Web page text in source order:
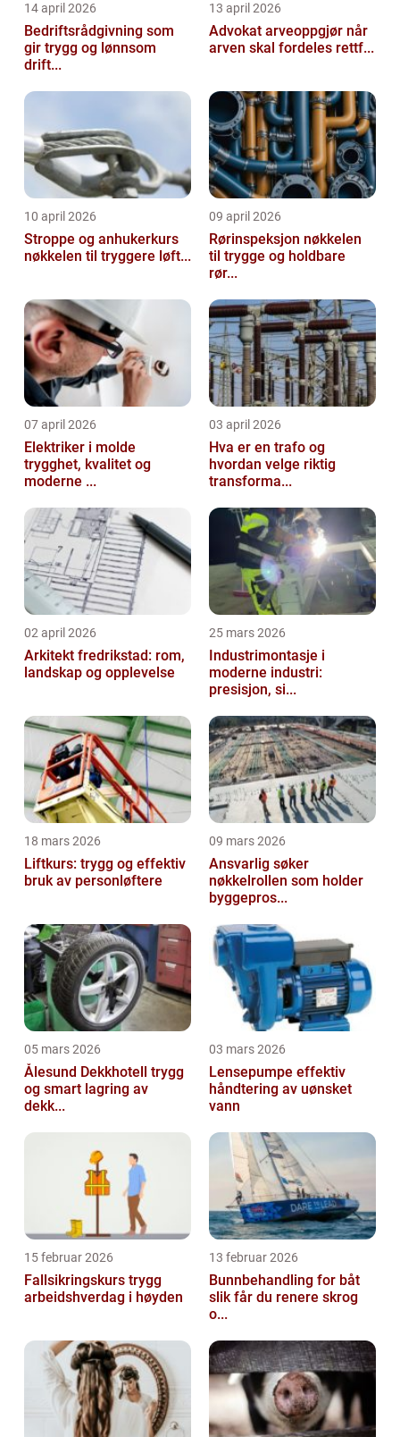
14 april 2026
Bedriftsrådgivning som
gir trygg og lønnsom
drift...
13 april 2026
Advokat arveoppgjør når
arven skal fordeles rettf...
10 april 2026
Stroppe og anhukerkurs
nøkkelen til tryggere løft...
09 april 2026
Rørinspeksjon nøkkelen
til trygge og holdbare
rør...
07 april 2026
Elektriker i molde
trygghet, kvalitet og
moderne ...
03 april 2026
Hva er en trafo og
hvordan velge riktig
transforma...
02 april 2026
Arkitekt fredrikstad: rom,
landskap og opplevelse
25 mars 2026
Industrimontasje i
moderne industri:
presisjon, si...
18 mars 2026
Liftkurs: trygg og effektiv
bruk av personløftere
09 mars 2026
Ansvarlig søker
nøkkelrollen som holder
byggepros...
05 mars 2026
Ålesund Dekkhotell trygg
og smart lagring av
dekk...
03 mars 2026
Lensepumpe effektiv
håndtering av uønsket
vann
15 februar 2026
Fallsikringskurs trygg
arbeidshverdag i høyden
13 februar 2026
Bunnbehandling for båt
slik får du renere skrog
o...